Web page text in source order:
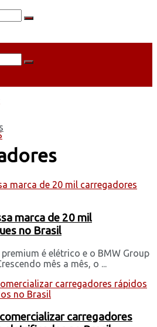
marca de 20 mil
no Brasil
é elétrico e o BMW Group
mês a mês, o ...
carregadores